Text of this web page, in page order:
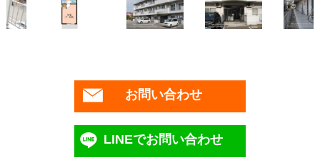
お問い合わせ
LINEでお問い合わせ